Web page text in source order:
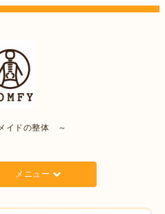
イドの整体 ～
メニュー